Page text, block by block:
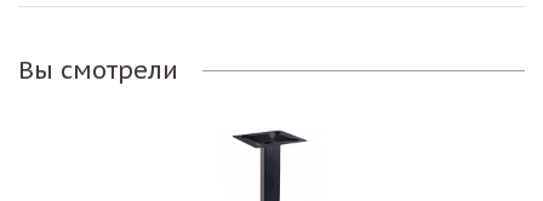
Вы смотрели